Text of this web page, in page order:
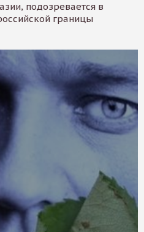
подозревается в
границы